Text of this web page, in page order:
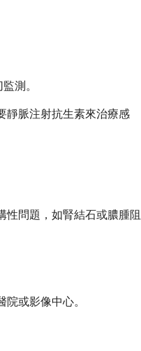
測。
靜脈注射抗生素來治療感
性問題，如腎結石或膿腫阻
或影像中心。